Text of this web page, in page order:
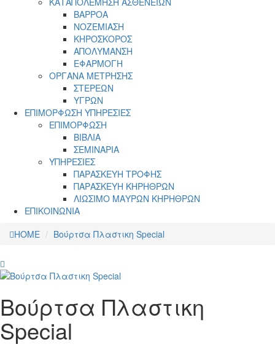
ΒΑΡΡΟΑ
ΝΟΖΕΜΙΑΣΗ
ΚΗΡΟΣΚΟΡΟΣ
ΑΠΟΛΥΜΑΝΣΗ
ΕΦΑΡΜΟΓΗ
ΟΡΓΑΝΑ ΜΕΤΡΗΣΗΣ
ΣΤΕΡΕΩΝ
ΥΓΡΩΝ
ΕΠΙΜΟΡΦΩΣΗ ΥΠΗΡΕΣΙΕΣ
ΕΠΙΜΟΡΦΩΣΗ
ΒΙΒΛΙΑ
ΣΕΜΙΝΑΡΙΑ
ΥΠΗΡΕΣΙΕΣ
ΠΑΡΑΣΚΕΥΗ ΤΡΟΦΗΣ
ΠΑΡΑΣΚΕΥΗ ΚΗΡΗΘΡΩΝ
ΛΙΩΣΙΜΟ ΜΑΥΡΩΝ ΚΗΡΗΘΡΩΝ
ΕΠΙΚΟΙΝΩΝΙΑ
HOME
Βούρτσα Πλαστικη Special
Βούρτσα Πλαστικη
Special